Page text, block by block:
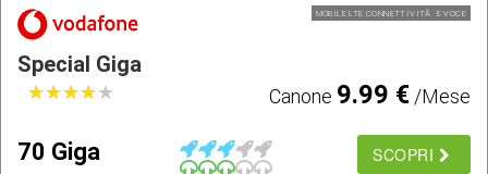
MOBILE LTE CONNETTIVITÃ E VOCE
Special Giga
★★★★★
★★★★★ Canone 9.99 €/Mese
70 Giga SCOPRI